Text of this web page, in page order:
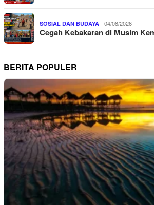
SOSIAL DAN BUDAYA 04/08/2026
Cegah Kebakaran di Musim
BERITA POPULER